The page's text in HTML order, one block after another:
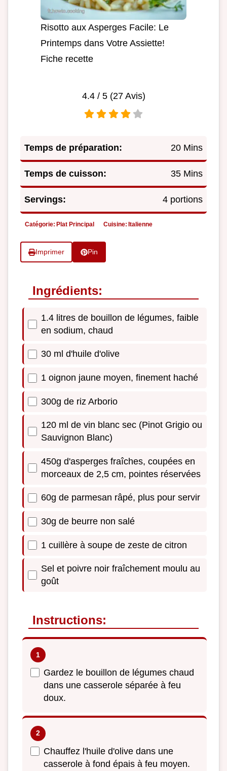
Risotto aux Asperges Facile: Le
Printemps dans Votre Assiette!
Fiche recette
4.4/ 5 (27Avis)
Temps de préparation: 20 Mins
Temps de cuisson: 35 Mins
Servings: 4 portions
Catégorie: Plat Principal Cuisine: Italienne
Imprimer Pin
Ingrédients:
1.4 litres de bouillon de légumes, faible
en sodium, chaud
30 ml d'huile d'olive
1 oignon jaune moyen, finement haché
300g de riz Arborio
120 ml de vin blanc sec (Pinot Grigio ou
Sauvignon Blanc)
450g d'asperges fraîches, coupées en
morceaux de 2,5 cm, pointes réservées
60g de parmesan râpé, plus pour servir
30g de beurre non salé
1 cuillère à soupe de zeste de citron
Sel et poivre noir fraîchement moulu au
goût
Instructions:
Gardez le bouillon de légumes chaud
dans une casserole séparée à feu
doux.
Chauffez l'huile d'olive dans une
casserole à fond épais à feu moyen.